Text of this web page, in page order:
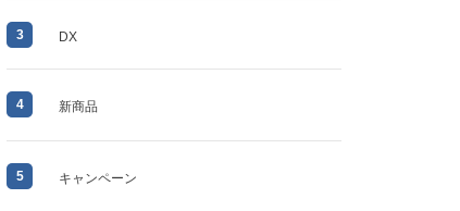
3 DX
4 新商品
5 キャンペーン